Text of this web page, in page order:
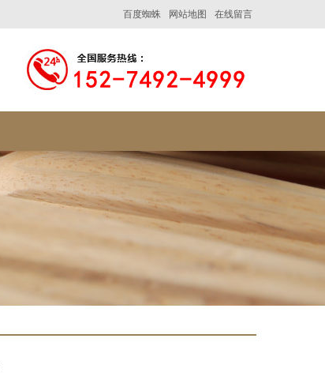
在线留言
网站地图
百度蜘蛛